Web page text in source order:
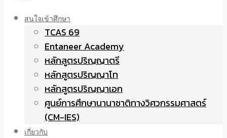
สนใจเข้าศึกษา
TCAS 69
Entaneer Academy
หลักสูตรปริญญาตรี
หลักสูตรปริญญาโท
หลักสูตรปริญญาเอก
ศูนย์การศึกษานานาชาติทางวิศวกรรมศาสตร์
(CM-IES)
เกี่ยวกับ